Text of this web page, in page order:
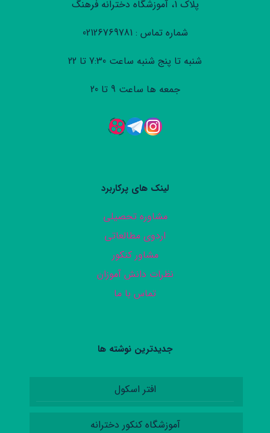
پلاک 1، آموزشگاه دخترانه فرهنگ
شماره تماس : 02126769781
شنبه تا پنج شنبه ساعت 7:30 تا 22
جمعه ها ساعت 9 تا 20
لینک های پرکاربرد
مشاوره تحصیلی
اردوی مطالعاتی
مشاور کنکور
نظرات دانش آموزان
تماس با ما
جدیدترین نوشته ها
افتر اسکول
آموزشگاه کنکور دخترانه